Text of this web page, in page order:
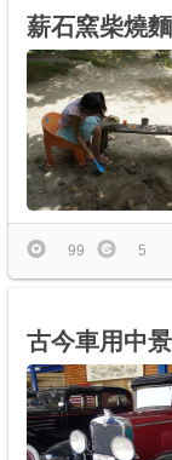
薪石窯柴燒
99 5
古今車用中